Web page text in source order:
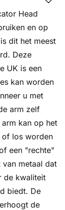
Head
en op
dit het meest
Deze
UK is een
kan worden
u met
arm zelf
kan op het
of los worden
een "rechte"
metaal dat
de kwaliteit
biedt. De
de